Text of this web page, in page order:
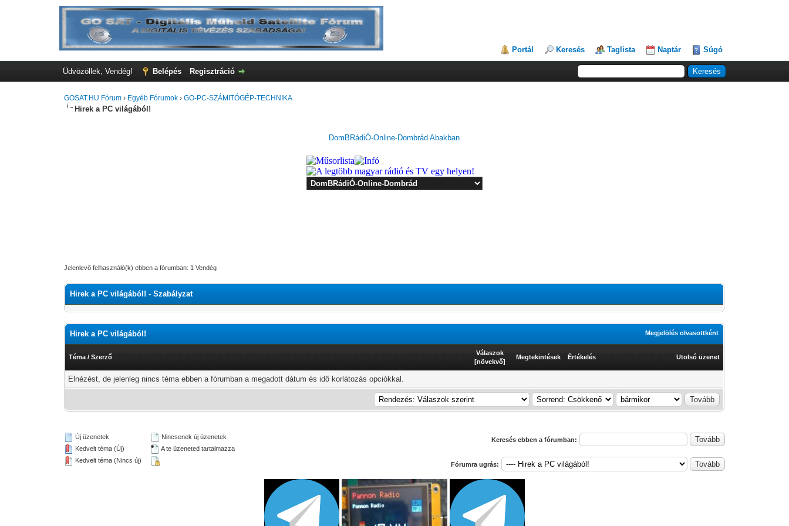
Portál Keresés Taglista Naptár Súgó
Üdvözöllek, Vendég! Belépés Regisztráció
GOSAT.HU Fórum › Egyéb Fórumok ›GO-PC-SZÁMITÓGÉP-TECHNIKA
Hirek a PC világából!
DomBRádiÓ-Online-Dombrád Abakban
Jelenlevő felhasználó(k) ebben a fórumban: 1 Vendég
Hirek a PC világából! - Szabályzat
Megjelölés olvasottként
Hirek a PC világából!
Téma /Szerző
Válaszok
[növekvő]
Megtekintések Értékelés Utolsó üzenet
Elnézést, de jelenleg nincs téma ebben a fórumban a megadott dátum és idő korlátozás opciókkal.
Új üzenetek
Kedvelt téma (Új)
Kedvelt téma (Nincs új)
Nincsenek új üzenetek
A te üzeneted tartalmazza
Keresés ebben a fórumban:
Fórumra ugrás: